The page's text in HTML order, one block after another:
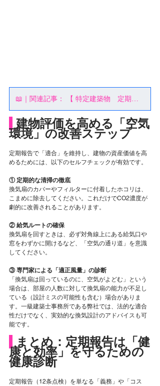
建物評価を高める「空気
環境」の改善ステップ
定期報告で「適合」を維持し、建物の資産価値を高
めるためには、以下のセルフチェックが有効です。
① 定期的な清掃の徹底
換気扇のカバーやフィルターに付着したホコリは、
こまめに除去してください。これだけでCO2濃度が
劇的に改善されることがあります。
② 給気ルートの確保
換気扇を回すときは、必ず対角線上にある給気口や
窓をわずかに開けるなど、「空気の通り道」を意識
してください。
③ 専門家による「適正風量」の診断
「換気扇は回っているのに、空気がよどむ」という
場合は、部屋の人数に対して換気扇の能力が不足し
ている（設計ミスの可能性も含む）場合がありま
す。一級建築士事務所である弊社では、法的な適合
性だけでなく、実効的な換気設計のアドバイスも可
能です。
まとめ：定期報告は「健
康と効率」を守るための
健康診断
定期報告（12条点検）を単なる「義務」や「コス